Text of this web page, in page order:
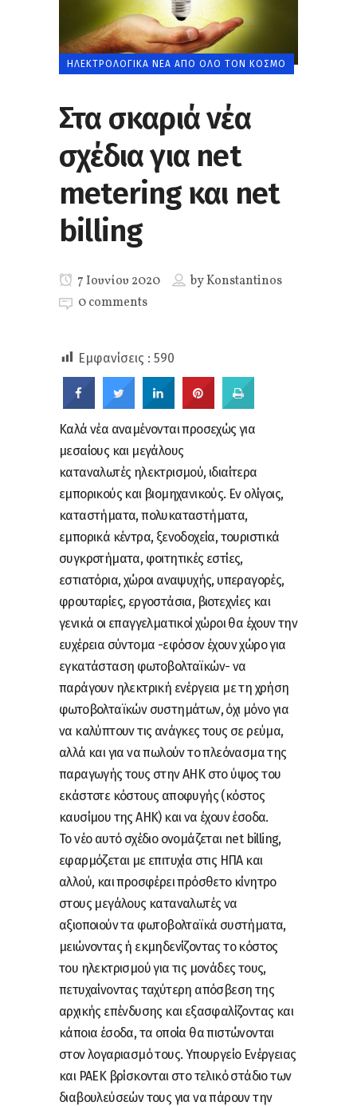
ΗΛΕΚΤΡΟΛΟΓΙΚΆ ΝΈΑ ΑΠΌ ΌΛΟ ΤΟΝ ΚΌΣΜΟ
Στα σκαριά νέα
σχέδια για net
metering και net
billing
7 Ιουνίου 2020 byKonstantinos
0 comments
Εμφανίσεις : 590
Καλά νέα αναμένονται προσεχώς για
μεσαίους και μεγάλους
καταναλωτές ηλεκτρισμού, ιδιαίτερα
εμπορικούς και βιομηχανικούς. Εν ολίγοις,
καταστήματα, πολυκαταστήματα,
εμπορικά κέντρα, ξενοδοχεία, τουριστικά
συγκροτήματα, φοιτητικές εστίες,
εστιατόρια, χώροι αναψυχής, υπεραγορές,
φρουταρίες, εργοστάσια, βιοτεχνίες και
γενικά οι επαγγελματικοί χώροι θα έχουν την
ευχέρεια σύντομα -εφόσον έχουν χώρο για
εγκατάσταση φωτοβολταϊκών- να
παράγουν ηλεκτρική ενέργεια με τη χρήση
φωτοβολταϊκών συστημάτων, όχι μόνο για
να καλύπτουν τις ανάγκες τους σε ρεύμα,
αλλά και για να πωλούν το πλεόνασμα της
παραγωγής τους στην ΑΗΚ στο ύψος του
εκάστοτε κόστους αποφυγής (κόστος
καυσίμου της ΑΗΚ) και να έχουν έσοδα.
Το νέο αυτό σχέδιο ονομάζεται net billing,
εφαρμόζεται με επιτυχία στις ΗΠΑ και
αλλού, και προσφέρει πρόσθετο κίνητρο
στους μεγάλους καταναλωτές να
αξιοποιούν τα φωτοβολταϊκά συστήματα,
μειώνοντας ή εκμηδενίζοντας το κόστος
του ηλεκτρισμού για τις μονάδες τους,
πετυχαίνοντας ταχύτερη απόσβεση της
αρχικής επένδυσης και εξασφαλίζοντας και
κάποια έσοδα, τα οποία θα πιστώνονται
στον λογαριασμό τους. Υπουργείο Ενέργειας
και ΡΑΕΚ βρίσκονται στο τελικό στάδιο των
διαβουλεύσεών τους για να πάρουν την